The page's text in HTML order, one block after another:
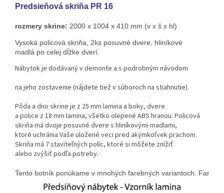
Predsieňová skriňa PR 16
rozmery skrine: 2000 x 1004 x 410 mm (v x š x hl)
Vysoká policová skriňa, 2ks posuvné dvere, hliníkové
madlá po celej dĺžke dverí.
Nábytok je dodávaný v demonte a s podrobným návodom
na jeho zostavenie (nájdete tiež v súboroch na stiahnutie).
Pôda a dno skrine je z 25 mm lamina a boky, dvere
a police z 18 mm lamina, všetko olepené ABS hranou. Policová
skriňa má dvoje posuvné dvere s hliníkovými madlami,
ktoré uchránia Vaše uložené veci pred akýmkoľvek prachom.
Skriňa má 7 staviteľných políc, ktoré si môžete znížiť
alebo zvýšiť podľa potreby.
Tento botník ponúkame v mnohých farebných variantoch. Farbu